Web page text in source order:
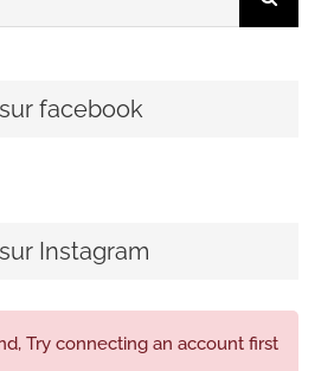
facebook
Instagram
Try connecting an account first